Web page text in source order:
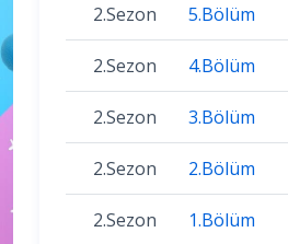
2.Sezon 5.Bölüm
2.Sezon 4.Bölüm
2.Sezon 3.Bölüm
2.Sezon 2.Bölüm
2.Sezon 1.Bölüm